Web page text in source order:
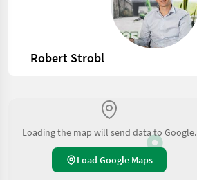
Robert Strobl
Loading the map will send data to Google.
Load Google Maps